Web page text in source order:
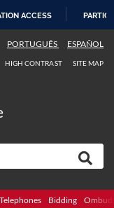
ACCESS
PORTUGUÊS ESPAÑOL
HIGH CONTRAST SITE MAP
Telephones Bidding